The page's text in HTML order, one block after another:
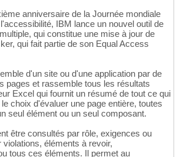
anniversaire de la Journée mondiale
IBM lance un nouvel outil de
qui constitue une mise à jour de
qui fait partie de son Equal Access
d'un site ou d'une application par de
pages et rassemble tous les résultats
Excel qui fournit un résumé de tout ce qui
choix d'évaluer une page entière, toutes
seul élément ou un seul composant.
être consultés par rôle, exigences ou
violations, éléments à revoir,
tous ces éléments. Il permet au